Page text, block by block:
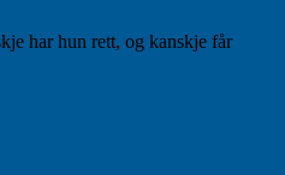
har hun rett, og kanskje får